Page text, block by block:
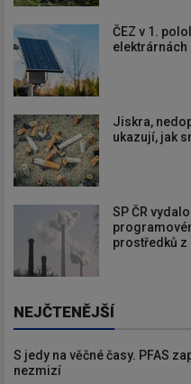
ČEZ v 1.
elektrárnách
Jiskra,
ukazují, jak
SP ČR
prostředků z
NEJČTENĚJŠÍ
S jedy na věčné časy. PFAS
nezmizí